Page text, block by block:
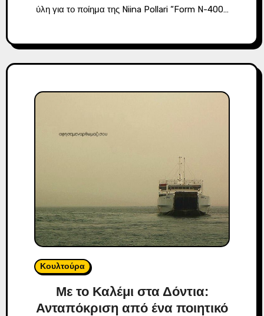
ύλη για το ποίημα της Niina Pollari “Form N-400…
Κουλτούρα
Με το Καλέμι στα Δόντια:
Ανταπόκριση από ένα ποιητικό